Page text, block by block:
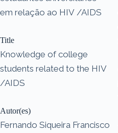
em relação ao HIV /AIDS
Title
Knowledge of college
students related to the HIV
/AIDS
Autor(es)
Fernando Siqueira Francisco